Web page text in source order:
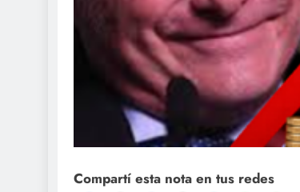
Compartí esta nota en tus redes